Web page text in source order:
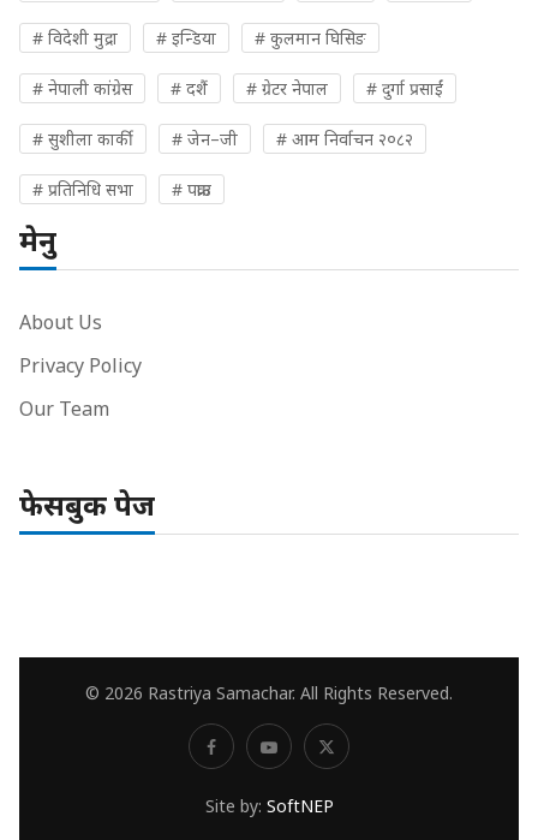
# विदेशी मुद्रा # इन्डिया # कुलमान घिसिङ
# नेपाली कांग्रेस # दशैं # ग्रेटर नेपाल # दुर्गा प्रसाईं
# सुशीला कार्की # जेन–जी # आम निर्वाचन २०८२
# प्रतिनिधि सभा # पक्राउ
मेनु
About Us
Privacy Policy
Our Team
फेसबुक पेज
© 2026 Rastriya Samachar. All Rights Reserved.
Site by: SoftNEP